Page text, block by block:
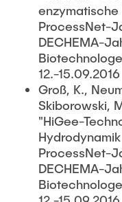
ProcessNet-
DECHEMA-
12.-15.09.2016
Groß, K.,
Skiborowski,
"HiGee-
ProcessNet-
DECHEMA-